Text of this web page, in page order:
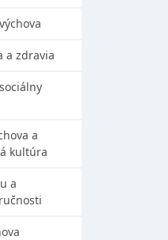
a zdravia
a
kultúra
a